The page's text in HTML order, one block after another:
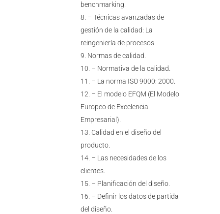
benchmarking.
– Técnicas avanzadas de
gestión de la calidad: La
reingeniería de procesos.
Normas de calidad.
– Normativa de la calidad.
– La norma ISO 9000: 2000.
– El modelo EFQM (El Modelo
Europeo de Excelencia
Empresarial).
Calidad en el diseño del
producto.
– Las necesidades de los
clientes.
– Planificación del diseño.
– Definir los datos de partida
del diseño.